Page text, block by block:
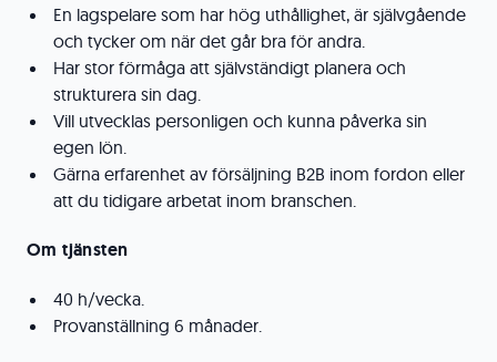
En lagspelare som har hög uthållighet, är självgående
och tycker om när det går bra för andra.
Har stor förmåga att självständigt planera och
strukturera sin dag.
Vill utvecklas personligen och kunna påverka sin
egen lön.
Gärna erfarenhet av försäljning B2B inom fordon eller
att du tidigare arbetat inom branschen.
Om tjänsten
40 h/vecka.
Provanställning 6 månader.